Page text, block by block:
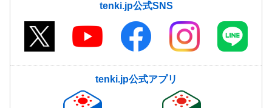
tenki.jp公式SNS
tenki.jp公式アプリ